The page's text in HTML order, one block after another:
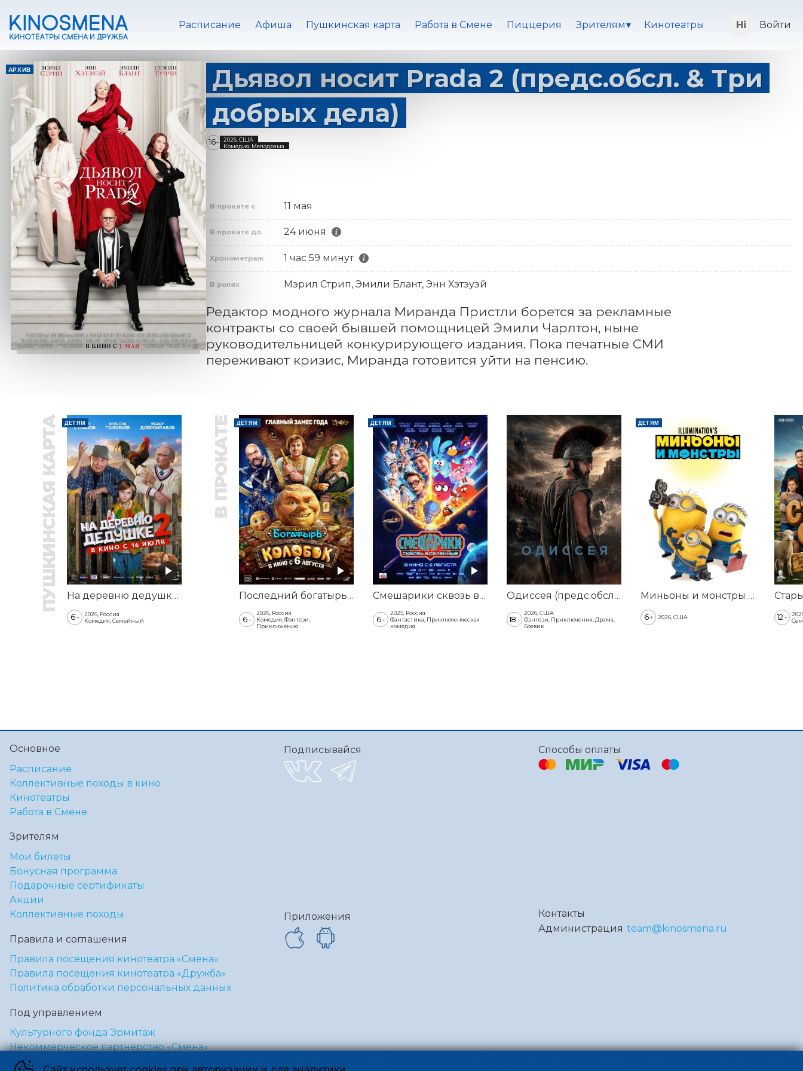
Расписание Афиша Пушкинская карта Работа в Смене Пиццерия Зрителям Кинотеатры Войти
АРХИВ
Дьявол носит Prada 2 (предс.обсл. & Три
добрых дела)
16+
2026, США
Комедия, Мелодрама
В прокате с 11 мая
В прокате до 24 июня
Хронометраж 1 час 59 минут
В ролях Мэрил Стрип, Эмили Блант, Энн Хэтэуэй
Редактор модного журнала Миранда Пристли борется за рекламные
контракты со своей бывшей помощницей Эмили Чарлтон, ныне
руководительницей конкурирующего издания. Пока печатные СМИ
переживают кризис, Миранда готовится уйти на пенсию.
ПУШКИНСКАЯ КАРТА ДЕТЯМ
На деревню дедушке 2
6+
2026, Россия
Комедия, Семейный
В ПРОКАТЕ ДЕТЯМ
Последний богатырь. Колобок
6+
2026, Россия
Комедия, Фэнтези,
Приключения
ДЕТЯМ
Смешарики сквозь вселенные
6+
2025, Россия
Фантастика, Приключенческая
комедия
Одиссея (предс.обсл. & Три добрых дела)
18 +
2026, США
Фэнтези, Приключения, Драма,
Боевик
ДЕТЯМ
Миньоны и монстры (предс.обсл. & Три добрых дела)
6+ 2026, США 12 +
Основное
Расписание
Коллективные походы в кино
Кинотеатры
Работа в Смене
Зрителям
Мои билеты
Бонусная программа
Подарочные сертификаты
Акции
Коллективные походы
Правила и соглашения
Правила посещения кинотеатра «Смена»
Правила посещения кинотеатра «Дружба»
Политика обработки персональных данных
Под управлением
Культурного фонда Эрмитаж
Некоммерческое партнёрство «Смена»
Подписывайся
Приложения
Способы оплаты
Контакты
Администрация team@kinosmena.ru